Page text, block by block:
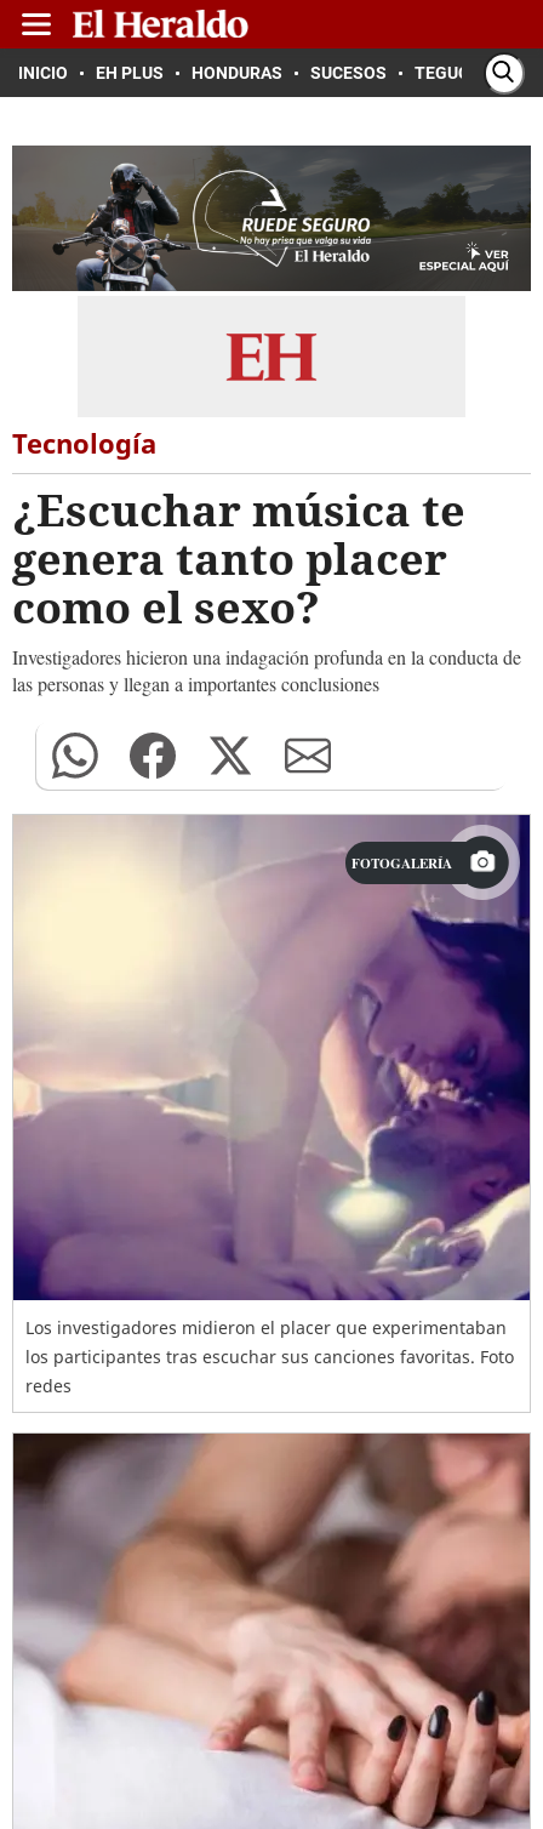
INICIO EH PLUS HONDURAS SUCESOS TEGUCIGALPA
Tecnología
¿Escuchar música te
genera tanto placer
como el sexo?
Investigadores hicieron una indagación profunda en la conducta de
las personas y llegan a importantes conclusiones
FOTOGALERÍA
Los investigadores midieron el placer que experimentaban
los participantes tras escuchar sus canciones favoritas. Foto
redes